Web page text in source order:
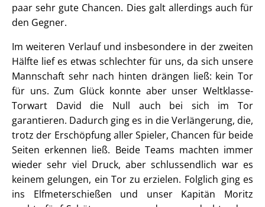
paar sehr gute Chancen. Dies galt allerdings auch für
den Gegner.
Im weiteren Verlauf und insbesondere in der zweiten
Hälfte lief es etwas schlechter für uns, da sich unsere
Mannschaft sehr nach hinten drängen ließ: kein Tor
für uns. Zum Glück konnte aber unser Weltklasse-
Torwart David die Null auch bei sich im Tor
garantieren. Dadurch ging es in die Verlängerung, die,
trotz der Erschöpfung aller Spieler, Chancen für beide
Seiten erkennen ließ. Beide Teams machten immer
wieder sehr viel Druck, aber schlussendlich war es
keinem gelungen, ein Tor zu erzielen. Folglich ging es
ins Elfmeterschießen und unser Kapitän Moritz